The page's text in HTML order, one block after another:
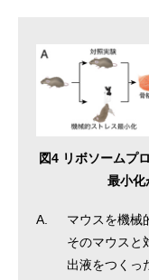
図4 リボソームプ
最小化
A.
マウスを機械
そのマウスと
出液をつくっ